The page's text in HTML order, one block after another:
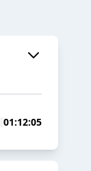
01:12:05